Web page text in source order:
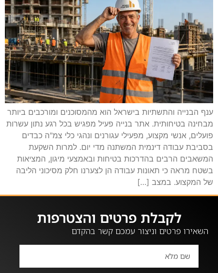
ענף הבנייה והתשתיות בישראל הוא מהמסוכנים ומורכבים ביותר
מבחינה בטיחותית. אתר בנייה פעיל מפגיש בכל רגע נתון עשרות
פועלים, אנשי מקצוע, מפעילי עגורנים ונהגי כלי צמ"ה כבדים
בסביבת עבודה דינמית המשתנה מדי יום. למרות השקעת
המשאבים הרבים בהדרכות בטיחות ובאמצעי מיגון, המציאות
בשטח מראה כי תאונות עבודה הן לצערנו חלק מסיכוני הליבה
של המקצוע. במצב […]
לקבלת פרטים והצטרפות
השאירו פרטים וניצור עמכם קשר בהקדם